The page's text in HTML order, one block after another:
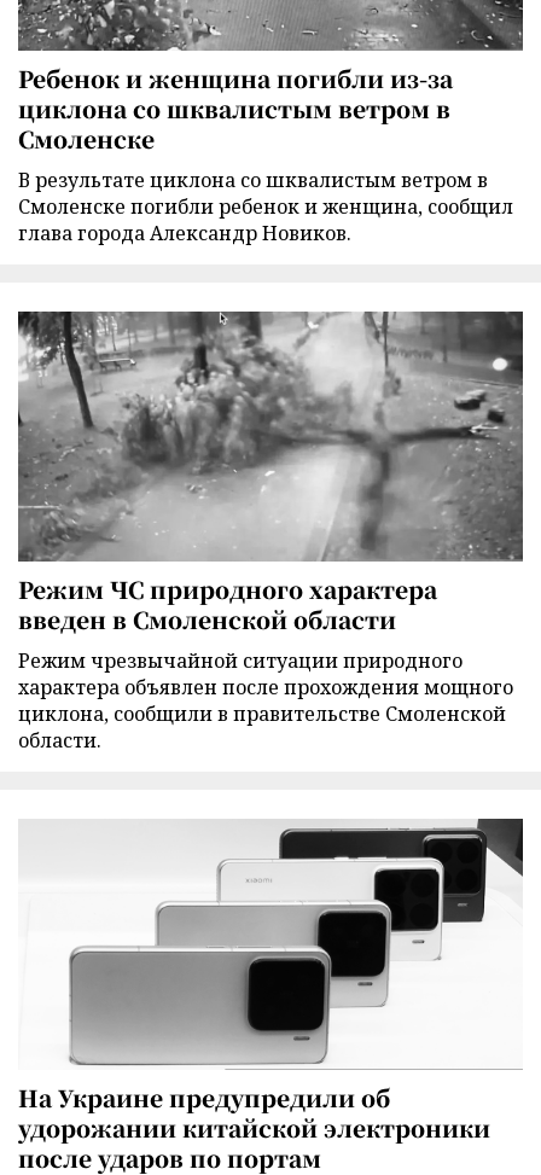
Ребенок и женщина погибли из-за
циклона со шквалистым ветром в
Смоленске
В результате циклона со шквалистым ветром в
Смоленске погибли ребенок и женщина, сообщил
глава города Александр Новиков.
Режим ЧС природного характера
введен в Смоленской области
Режим чрезвычайной ситуации природного
характера объявлен после прохождения мощного
циклона, сообщили в правительстве Смоленской
области.
На Украине предупредили об
удорожании китайской электроники
после ударов по портам